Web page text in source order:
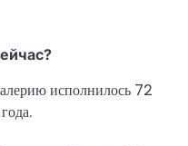
исполнилось 72